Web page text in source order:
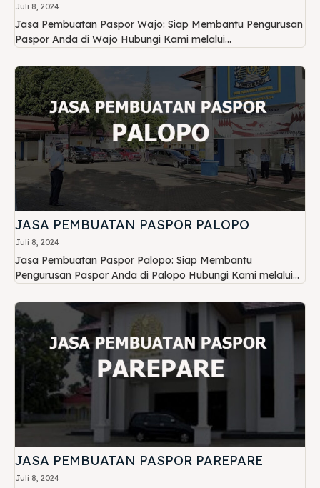
Juli 8, 2024
Jasa Pembuatan Paspor Wajo: Siap Membantu Pengurusan
Paspor Anda di Wajo Hubungi Kami melalui...
JASA PEMBUATAN PASPOR PALOPO
Juli 8, 2024
Jasa Pembuatan Paspor Palopo: Siap Membantu
Pengurusan Paspor Anda di Palopo Hubungi Kami melalui...
JASA PEMBUATAN PASPOR PAREPARE
Juli 8, 2024